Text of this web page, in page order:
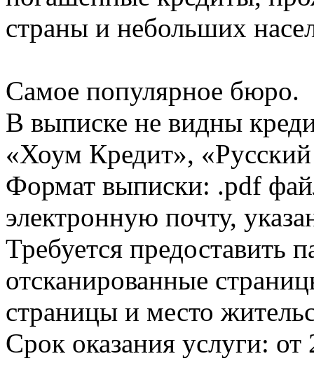
страны и небольших
Самое популярное бюро.
В выписке не видны
«Хоум Кредит»,
Формат выписки: .pdf
электронную почту,
Требуется предоставить
отсканированные
страницы и место
Срок оказания услуги: от